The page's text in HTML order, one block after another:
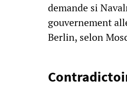
demande si
gouvernement
Berlin, selon